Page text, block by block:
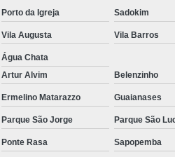
Exame
Ressonância
Porto da Igreja Sadokim
Vila Augusta Vila Barros
Água Chata
Artur Alvim Belenzinho
Ermelino Matarazzo Guaianases
Parque São Jorge Parque São
Ponte Rasa Sapopemba